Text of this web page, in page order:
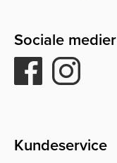
Sociale medier
Kundeservice